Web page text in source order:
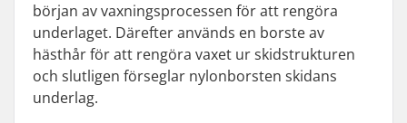
början av vaxningsprocessen för att rengöra
underlaget. Därefter används en borste av
hästhår för att rengöra vaxet ur skidstrukturen
och slutligen förseglar nylonborsten skidans
underlag.